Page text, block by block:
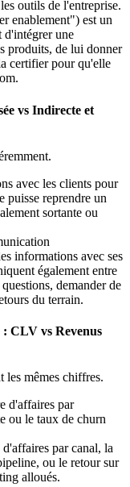
outils de l'entreprise.
enablement") est un
d'intégrer une
produits, de lui donner
certifier pour qu'elle
vs Indirecte et
avec les clients pour
puisse reprendre un
sortante ou
informations avec ses
également entre
demander de
du terrain.
CLV vs Revenus
les mêmes chiffres.
d'affaires par
ou le taux de churn
par canal, la
ou le retour sur
alloués.